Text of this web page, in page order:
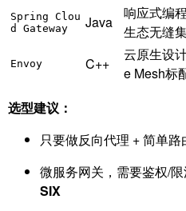
Spring Clou
d Gateway
Java
响应式编
生态无缝
Envoy C++
云原生设
e Mesh标
选型建议：
只要做反向代理 + 简单
微服务网关，需要鉴权/
SIX